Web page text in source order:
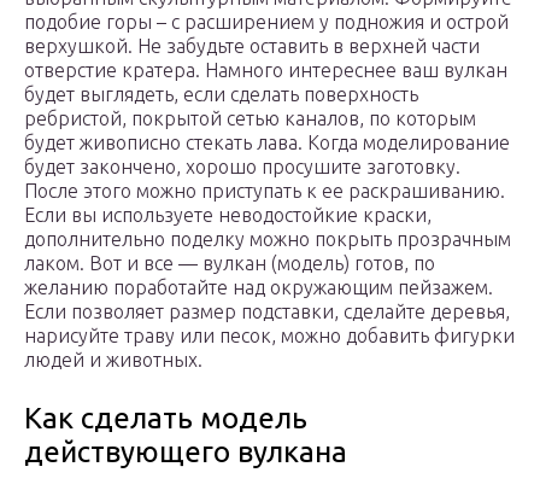
подобие горы – с расширением у подножия и острой
верхушкой. Не забудьте оставить в верхней части
отверстие кратера. Намного интереснее ваш вулкан
будет выглядеть, если сделать поверхность
ребристой, покрытой сетью каналов, по которым
будет живописно стекать лава. Когда моделирование
будет закончено, хорошо просушите заготовку.
После этого можно приступать к ее раскрашиванию.
Если вы используете неводостойкие краски,
дополнительно поделку можно покрыть прозрачным
лаком. Вот и все — вулкан (модель) готов, по
желанию поработайте над окружающим пейзажем.
Если позволяет размер подставки, сделайте деревья,
нарисуйте траву или песок, можно добавить фигурки
людей и животных.
Как сделать модель
действующего вулкана